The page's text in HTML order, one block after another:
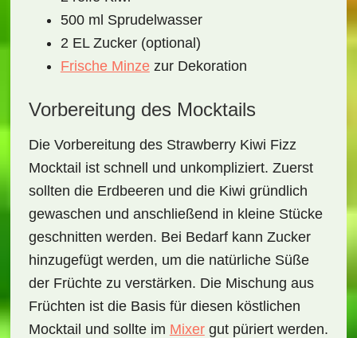
500 ml Sprudelwasser
2 EL Zucker(optional)
Frische Minzezur Dekoration
Vorbereitung des Mocktails
Die Vorbereitung des Strawberry Kiwi Fizz
Mocktail ist schnell und unkompliziert. Zuerst
sollten die Erdbeeren und die Kiwi gründlich
gewaschen und anschließend in kleine Stücke
geschnitten werden. Bei Bedarf kann Zucker
hinzugefügt werden, um die natürliche Süße
der Früchte zu verstärken. Die Mischung aus
Früchten ist die Basis für diesen köstlichen
Mocktail und sollte im Mixergut püriert werden.